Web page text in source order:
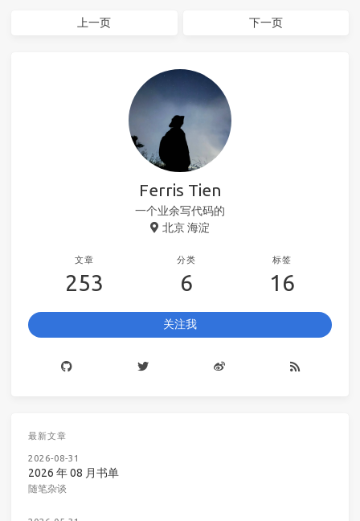
上一页 下一页
Ferris Tien
一个业余写代码的
北京 海淀
文章
253
分类
6
标签
16
关注我
最新文章
2026-08-31
2026 年 08 月书单
随笔杂谈